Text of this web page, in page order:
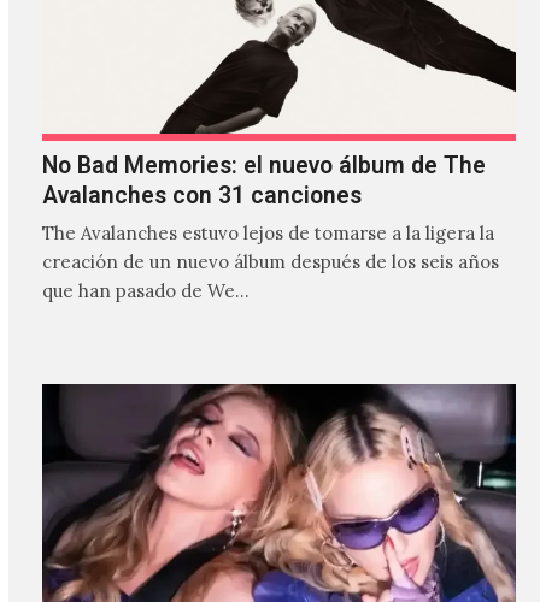
No Bad Memories: el nuevo álbum de The
Avalanches con 31 canciones
The Avalanches estuvo lejos de tomarse a la ligera la
creación de un nuevo álbum después de los seis años
que han pasado de We…